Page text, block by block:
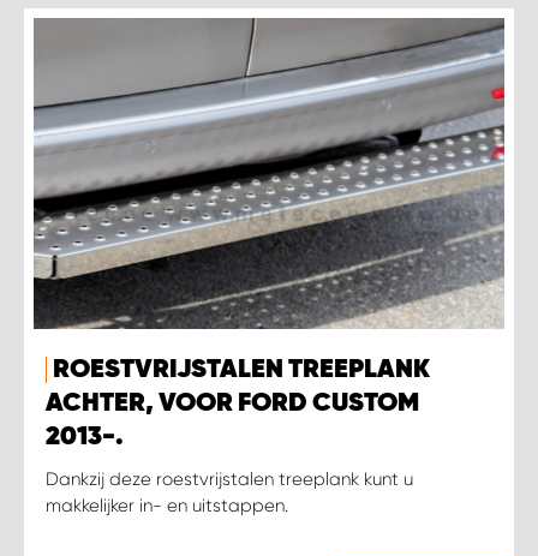
ROESTVRIJSTALEN TREEPLANK
ACHTER, VOOR FORD CUSTOM
2013-.
Dankzij deze roestvrijstalen treeplank kunt u
makkelijker in- en uitstappen.